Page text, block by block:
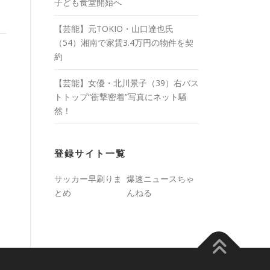
【芸能】元TOKIO・山口達也氏
（54）湘南で家賃3.4万円の物件を契
約
【芸能】女優・北川景子（39）右バス
トトップ“衝撃密着”写真にネット騒
然！
登録サイト一覧
サッカー早刷りま
とめ
爆速ニュースちゃ
んねる